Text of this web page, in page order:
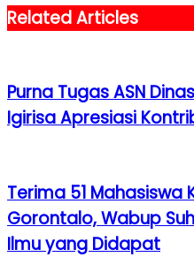
Related Articles
Purna Tugas ASN
Igirisa Apresiasi
Terima 51 Mahasiswa
Gorontalo, Wabup
Ilmu yang Didapat